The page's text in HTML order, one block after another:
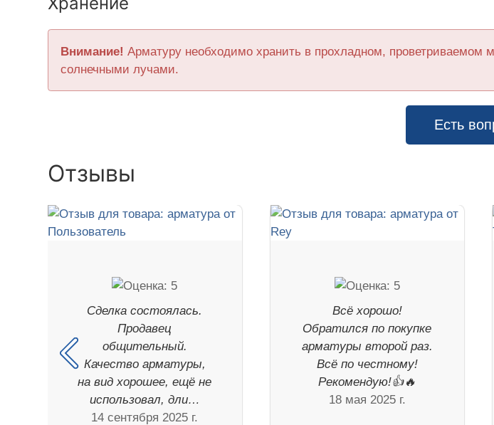
Внимание! Арматуру необходимо хранить в прохладном, проветриваемом
солнечными лучами.
Есть
Отзывы
Сделка состоялась.
Продавец
общительный.
Качество арматуры,
на вид хорошее, ещё не
использовал, дли…
14 сентября 2025 г.
Всё хорошо!
Обратился по покупке
арматуры второй раз.
Всё по честному!
Рекомендую!👍🔥
18 мая 2025 г.